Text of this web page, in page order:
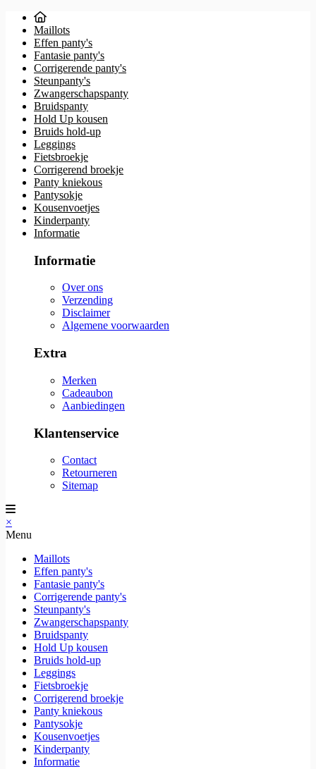
Maillots
Effen panty's
Fantasie panty's
Corrigerende panty's
Steunpanty's
Zwangerschapspanty
Bruidspanty
Hold Up kousen
Bruids hold-up
Leggings
Fietsbroekje
Corrigerend broekje
Panty kniekous
Pantysokje
Kousenvoetjes
Kinderpanty
Informatie
Informatie
Over ons
Verzending
Disclaimer
Algemene voorwaarden
Extra
Merken
Cadeaubon
Aanbiedingen
Klantenservice
Contact
Retourneren
Sitemap
×
Menu
Maillots
Effen panty's
Fantasie panty's
Corrigerende panty's
Steunpanty's
Zwangerschapspanty
Bruidspanty
Hold Up kousen
Bruids hold-up
Leggings
Fietsbroekje
Corrigerend broekje
Panty kniekous
Pantysokje
Kousenvoetjes
Kinderpanty
Informatie